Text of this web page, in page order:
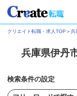
クリエイト転職・求人TOP ＞兵
兵庫県伊丹
検索条件の設定